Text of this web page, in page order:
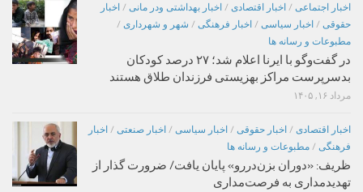
اخبار اجتماعی / اخبار اقتصادی / اخبار بهداشتی ودر مانی / اخبار
حقوقی / اخبار سیاسی / اخبار فرهنگی / شهر و شهرداری /
مطبوعات و رسانه ها
در گفت‌وگو با ایرنا اعلام شد؛ ۲۷ درصد کودکان
بدسرپرست مراکز بهزیستی فرزندان طلاق هستند
مرداد ۱۶, ۱۴۰۵
اخبار اقتصادی / اخبار حقوقی / اخبار سیاسی / اخبار صنعتی / اخبار
فرهنگی / مطبوعات و رسانه ها
ظریف: «دوران بزن‌دررو» پایان یافت/ ضرورت گذار از
تهدیدمداری به فرصت‌مداری